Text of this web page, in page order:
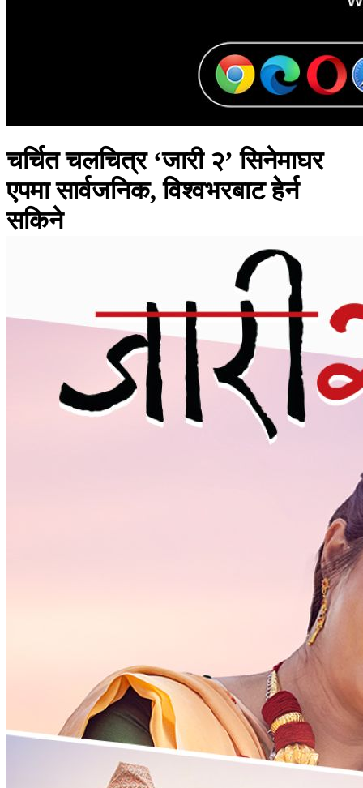
चर्चित चलचित्र ‘जारी २’ सिनेमाघर
एपमा सार्वजनिक, विश्वभरबाट हेर्न
सकिने